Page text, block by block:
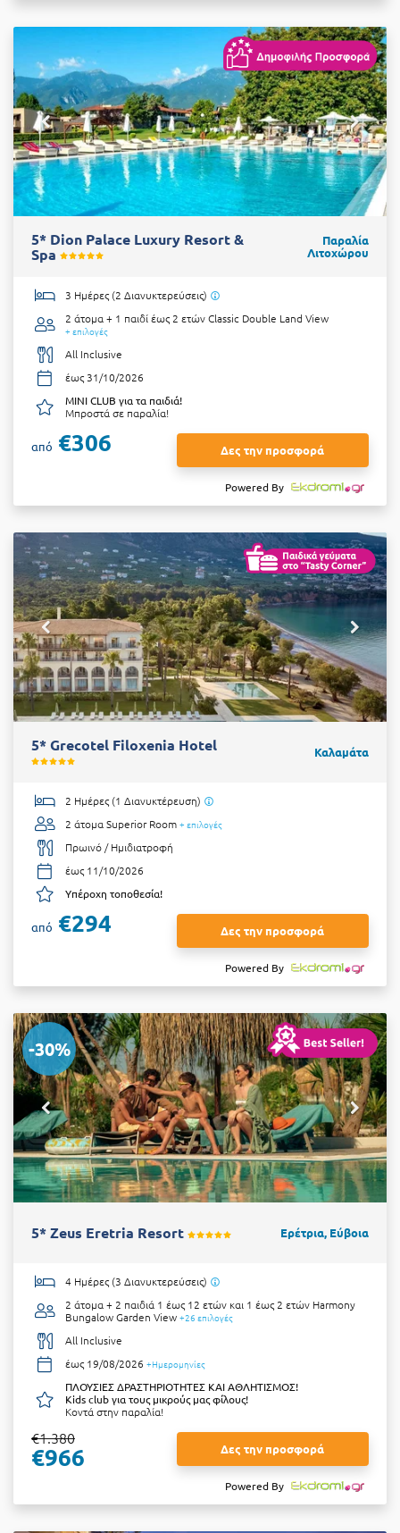
5* Dion Palace Luxury Resort &
Spa
Παραλία
Λιτοχώρου
3 Ημέρες (2 Διανυκτερεύσεις)
2 άτομα + 1 παιδί έως 2 ετώνClassic Double Land View
+ επιλογές
All Inclusive
έως 31/10/2026
MINI CLUB για τα παιδιά!
Μπροστά σε παραλία!
από €306 Δες την προσφορά
Powered By
5* Grecotel Filoxenia Hotel Καλαμάτα
2 Ημέρες (1 Διανυκτέρευση)
2 άτομα Superior Room + επιλογές
Πρωινό / Ημιδιατροφή
έως 11/10/2026
Υπέροχη τοποθεσία!
από €294 Δες την προσφορά
Powered By
-30%
5* Zeus Eretria Resort Ερέτρια, Εύβοια
4 Ημέρες (3 Διανυκτερεύσεις)
2 άτομα + 2 παιδιά 1 έως 12 ετών και 1 έως 2 ετών Harmony
Bungalow Garden View +26 επιλογές
All Inclusive
έως 19/08/2026 +Ημερομηνίες
ΠΛΟΥΣΙΕΣ ΔΡΑΣΤΗΡΙΟΤΗΤΕΣ ΚΑΙ ΑΘΛΗΤΙΣΜΟΣ!
Kids club για τους μικρούς μας φίλους!
Κοντά στην παραλία!
€1.380
€966 Δες την προσφορά
Powered By